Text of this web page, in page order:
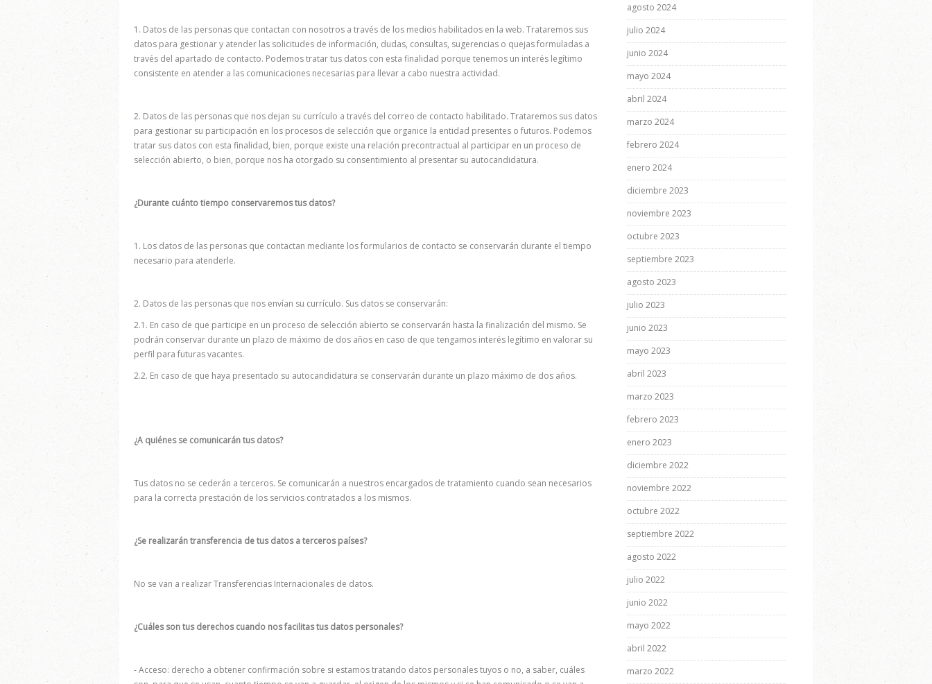
1. Datos de las personas que contactan con nosotros a través de los medios habilitados en la web. Trataremos sus
datos para gestionar y atender las solicitudes de información, dudas, consultas, sugerencias o quejas formuladas a
través del apartado de contacto. Podemos tratar tus datos con esta finalidad porque tenemos un interés legítimo
consistente en atender a las comunicaciones necesarias para llevar a cabo nuestra actividad.
2. Datos de las personas que nos dejan su currículo a través del correo de contacto habilitado. Trataremos sus datos
para gestionar su participación en los procesos de selección que organice la entidad presentes o futuros. Podemos
tratar sus datos con esta finalidad, bien, porque existe una relación precontractual al participar en un proceso de
selección abierto, o bien, porque nos ha otorgado su consentimiento al presentar su autocandidatura.
¿Durante cuánto tiempo conservaremos tus datos?
1. Los datos de las personas que contactan mediante los formularios de contacto se conservarán durante el tiempo
necesario para atenderle.
2. Datos de las personas que nos envían su currículo. Sus datos se conservarán:
2.1. En caso de que participe en un proceso de selección abierto se conservarán hasta la finalización del mismo. Se
podrán conservar durante un plazo de máximo de dos años en caso de que tengamos interés legítimo en valorar su
perfil para futuras vacantes.
2.2. En caso de que haya presentado su autocandidatura se conservarán durante un plazo máximo de dos años.
¿A quiénes se comunicarán tus datos?
Tus datos no se cederán a terceros. Se comunicarán a nuestros encargados de tratamiento cuando sean necesarios
para la correcta prestación de los servicios contratados a los mismos.
¿Se realizarán transferencia de tus datos a terceros países?
No se van a realizar Transferencias Internacionales de datos.
¿Cuáles son tus derechos cuando nos facilitas tus datos personales?
- Acceso: derecho a obtener confirmación sobre si estamos tratando datos personales tuyos o no, a saber, cuáles
agosto 2024
julio 2024
junio 2024
mayo 2024
abril 2024
marzo 2024
febrero 2024
enero 2024
diciembre 2023
noviembre 2023
octubre 2023
septiembre 2023
agosto 2023
julio 2023
junio 2023
mayo 2023
abril 2023
marzo 2023
febrero 2023
enero 2023
diciembre 2022
noviembre 2022
octubre 2022
septiembre 2022
agosto 2022
julio 2022
junio 2022
mayo 2022
abril 2022
marzo 2022